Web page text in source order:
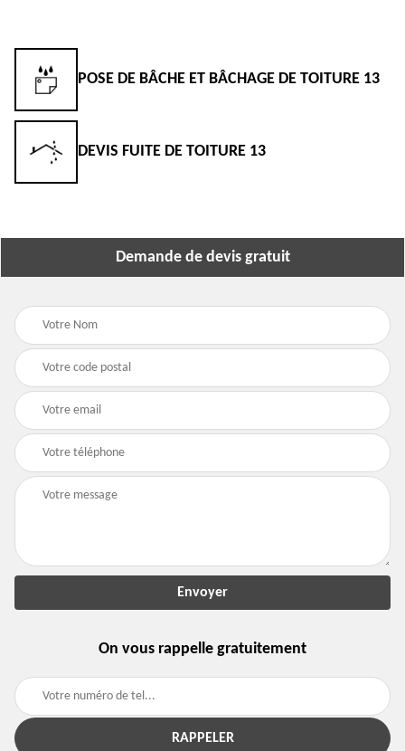
POSE DE BÂCHE ET BÂCHAGE DE TOITURE 13
DEVIS FUITE DE TOITURE 13
Demande de devis gratuit
On vous rappelle gratuitement